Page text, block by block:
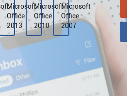
Microsoft
Office
2013
Microsoft
Office
2010
Microsoft
Office
2007